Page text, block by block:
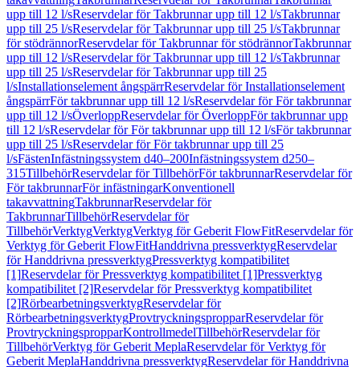
upp till 12 l/sReservdelar för Takbrunnar upp till 12 l/sTakbrunnar
upp till 25 l/sReservdelar för Takbrunnar upp till 25 l/sTakbrunnar
för stödrännorReservdelar för Takbrunnar för stödrännorTakbrunnar
upp till 12 l/sReservdelar för Takbrunnar upp till 12 l/sTakbrunnar
upp till 25 l/sReservdelar för Takbrunnar upp till 25
l/sInstallationselement ångspärrReservdelar för Installationselement
ångspärrFör takbrunnar upp till 12 l/sReservdelar för För takbrunnar
upp till 12 l/sÖverloppReservdelar för ÖverloppFör takbrunnar upp
till 12 l/sReservdelar för För takbrunnar upp till 12 l/sFör takbrunnar
upp till 25 l/sReservdelar för För takbrunnar upp till 25
l/sFästenInfästningssystem d40–200Infästningssystem d250–
315TillbehörReservdelar för TillbehörFör takbrunnarReservdelar för
För takbrunnarFör infästningarKonventionell
takavvattningTakbrunnarReservdelar för
TakbrunnarTillbehörReservdelar för
TillbehörVerktygVerktygVerktyg för Geberit FlowFitReservdelar för
Verktyg för Geberit FlowFitHanddrivna pressverktygReservdelar
för Handdrivna pressverktygPressverktyg kompatibilitet
[1]Reservdelar för Pressverktyg kompatibilitet [1]Pressverktyg
kompatibilitet [2]Reservdelar för Pressverktyg kompatibilitet
[2]RörbearbetningsverktygReservdelar för
RörbearbetningsverktygProvtryckningspropparReservdelar för
ProvtryckningspropparKontrollmedelTillbehörReservdelar för
TillbehörVerktyg för Geberit MeplaReservdelar för Verktyg för
Geberit MeplaHanddrivna pressverktygReservdelar för Handdrivna